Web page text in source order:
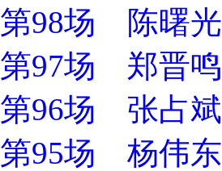
第98场 陈曙光
第97场 郑晋鸣
第96场 张占斌
第95场 杨伟东